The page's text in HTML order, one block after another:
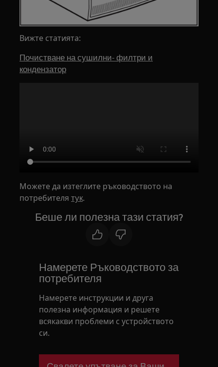
Вижте статията:
Почистване на сушилни- филтри и
кондензатор
Можете да изтеглите ръководството на
потребителятук.
Беше ли полезна тази статия?
Намерете Ръководството за
потребителя
Намерете инструкции и друга
полезна информация и решете
всякакви проблеми с устройството
си.